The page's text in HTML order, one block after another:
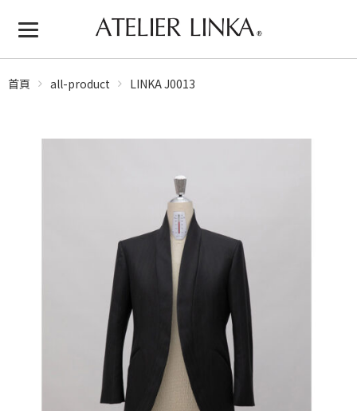
首頁 all-product LINKA J0013